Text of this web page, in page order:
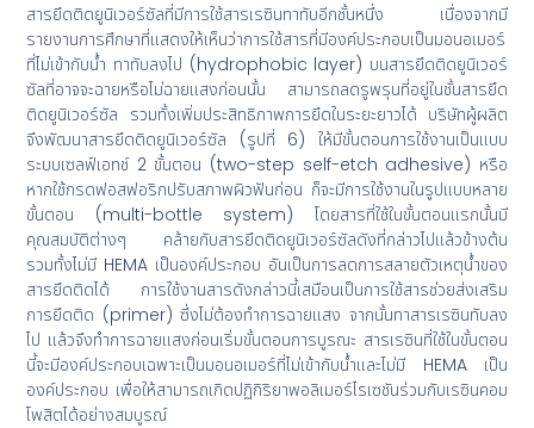
สารยึดติดยูนิเวอร์ซัลที่มีการใช้สารเรซินทาทับอีกชั้นหนึ่ง เนื่องจากมี
รายงานการศึกษาที่แสดงให้เห็นว่าการใช้สารที่มีองค์ประกอบเป็นมอนอเมอร์
ที่ไม่เข้ากับน้ำ ทาทับลงไป (hydrophobic layer) บนสารยึดติดยูนิเวอร์
ซัลที่อาจจะฉายหรือไม่ฉายแสงก่อนนั้น สามารถลดรูพรุนที่อยู่ในชั้นสารยึด
ติดยูนิเวอร์ซัล รวมทั้งเพิ่มประสิทธิภาพการยึดในระยะยาวได้ บริษัทผู้ผลิต
จึงพัฒนาสารยึดติดยูนิเวอร์ซัล (รูปที่ 6) ให้มีขั้นตอนการใช้งานเป็นแบบ
ระบบเซลฟ์เอทช์ 2 ขั้นตอน (two-step self-etch adhesive) หรือ
หากใช้กรดฟอสฟอริกปรับสภาพผิวฟันก่อน ก็จะมีการใช้งานในรูปแบบหลาย
ขั้นตอน (multi-bottle system) โดยสารที่ใช้ในขั้นตอนแรกนั้นมี
คุณสมบัติต่างๆ คล้ายกับสารยึดติดยูนิเวอร์ซัลดังที่กล่าวไปแล้วข้างต้น
รวมทั้งไม่มี HEMA เป็นองค์ประกอบ อันเป็นการลดการสลายตัวเหตุน้ำของ
สารยึดติดได้ การใช้งานสารดังกล่าวนี้เสมือนเป็นการใช้สารช่วยส่งเสริม
การยึดติด (primer) ซึ่งไม่ต้องทำการฉายแสง จากนั้นทาสารเรซินทับลง
ไป แล้วจึงทำการฉายแสงก่อนเริ่มขั้นตอนการบูรณะ สารเรซินที่ใช้ในขั้นตอน
นี้จะมีองค์ประกอบเฉพาะเป็นมอนอเมอร์ที่ไม่เข้ากับน้ำและไม่มี HEMA เป็น
องค์ประกอบ เพื่อให้สามารถเกิดปฏิกิริยาพอลิเมอร์ไรเซชันร่วมกับเรซินคอม
โพสิตได้อย่างสมบูรณ์